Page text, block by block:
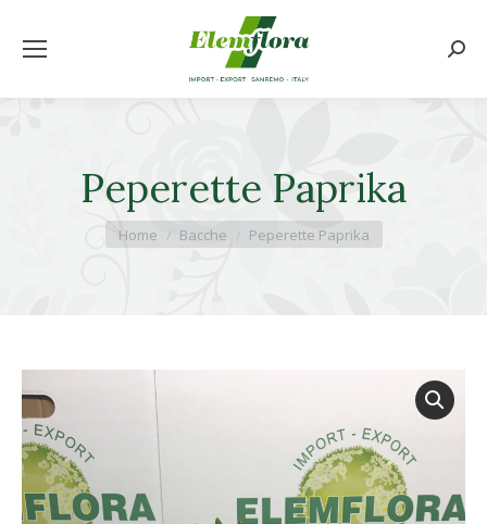
Peperette Paprika
Tu sei qui:
Home Bacche Peperette Paprika